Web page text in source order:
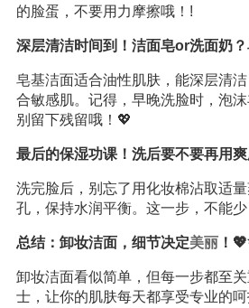
的脸蛋，不要用力摩擦哦！!
深层清洁时间到！洁面皂or洗面奶
皂基洁面适合油性肌肤，能深层清
合敏感肌。记得，早晚洗脸时，泡沫
别留下残留哦！💖
最后的保湿功课！洗后要不要再用
洗完脸后，别忘了用化妆棉沾取适
孔，保持水润平衡。这一步，不能少
总结：卸妆洁面，细节决定美丽！
卸妆洁面看似简单，但每一步都至
士，让你的肌肤每天都享受专业的呵